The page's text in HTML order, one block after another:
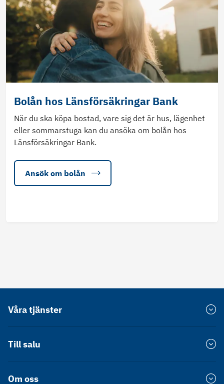
Bolån hos Länsförsäkringar Bank
När du ska köpa bostad, vare sig det är hus, lägenhet
eller sommarstuga kan du ansöka om bolån hos
Länsförsäkringar Bank.
Ansök om bolån
Våra tjänster
Försprång
Till salu
Om oss